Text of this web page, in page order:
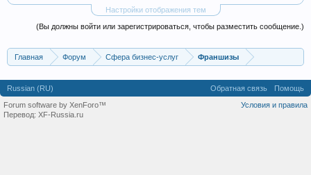
Настройки отображения тем
(Вы должны войти или зарегистрироваться, чтобы разместить сообщение.)
Главная Форум Сфера бизнес-услуг Франшизы
Russian (RU) Обратная связь
Помощь
Условия и правила
Forum software by XenForo™
Перевод: XF-Russia.ru